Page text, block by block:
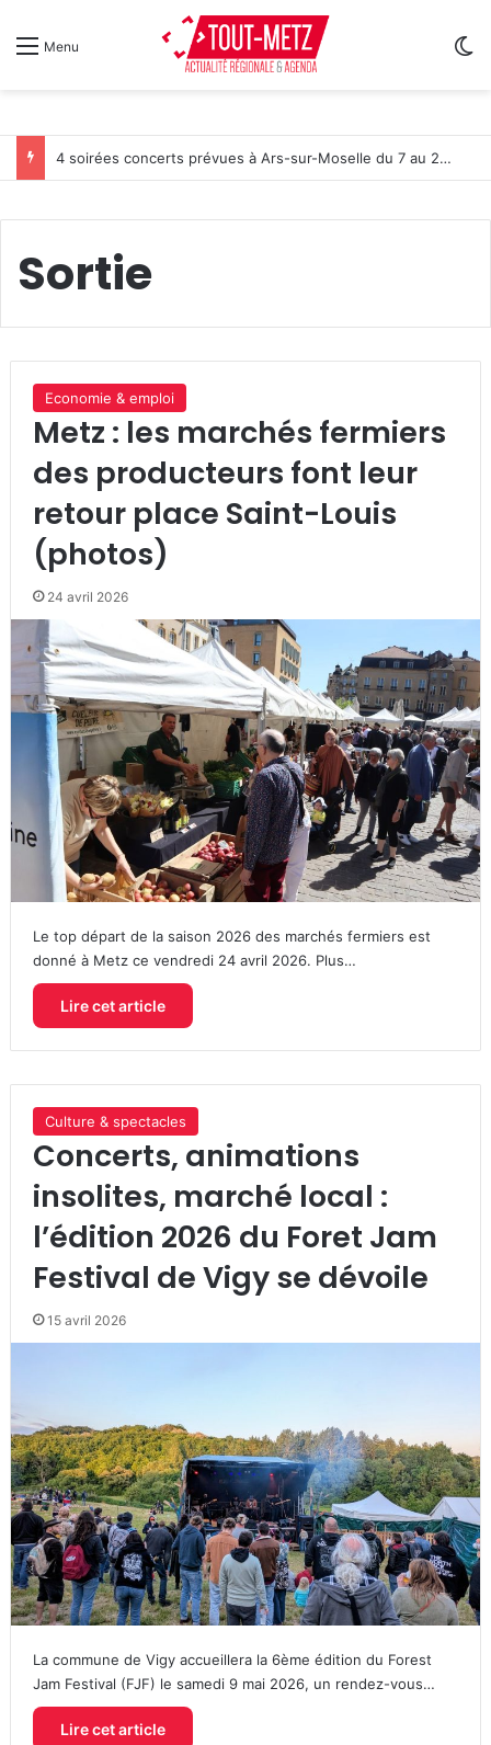
Menu
4 soirées concerts prévues à Ars-sur-Moselle du 7 au 28 août 2026
Sortie
Economie & emploi
Metz : les marchés fermiers
des producteurs font leur
retour place Saint-Louis
(photos)
24 avril 2026
Le top départ de la saison 2026 des marchés fermiers est
donné à Metz ce vendredi 24 avril 2026. Plus…
Lire cet article
Culture & spectacles
Concerts, animations
insolites, marché local :
l’édition 2026 du Foret Jam
Festival de Vigy se dévoile
15 avril 2026
La commune de Vigy accueillera la 6ème édition du Forest
Jam Festival (FJF) le samedi 9 mai 2026, un rendez-vous…
Lire cet article